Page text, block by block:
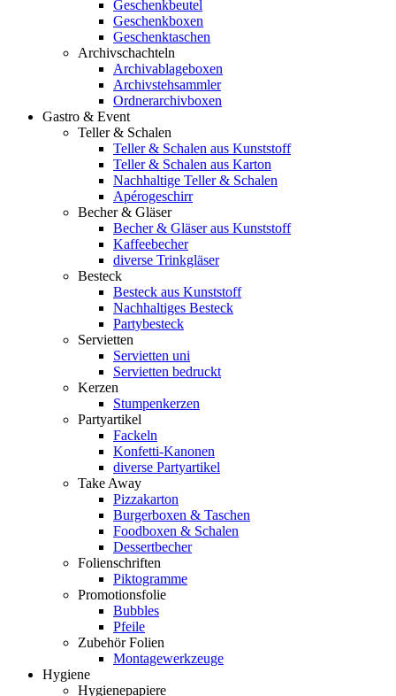
Geschenkbeutel
Geschenkboxen
Geschenktaschen
Archivschachteln
Archivablageboxen
Archivstehsammler
Ordnerarchivboxen
Gastro & Event
Teller & Schalen
Teller & Schalen aus Kunststoff
Teller & Schalen aus Karton
Nachhaltige Teller & Schalen
Apérogeschirr
Becher & Gläser
Becher & Gläser aus Kunststoff
Kaffeebecher
diverse Trinkgläser
Besteck
Besteck aus Kunststoff
Nachhaltiges Besteck
Partybesteck
Servietten
Servietten uni
Servietten bedruckt
Kerzen
Stumpenkerzen
Partyartikel
Fackeln
Konfetti-Kanonen
diverse Partyartikel
Take Away
Pizzakarton
Burgerboxen & Taschen
Foodboxen & Schalen
Dessertbecher
Folienschriften
Piktogramme
Promotionsfolie
Bubbles
Pfeile
Zubehör Folien
Montagewerkzeuge
Hygiene
Hygienepapiere